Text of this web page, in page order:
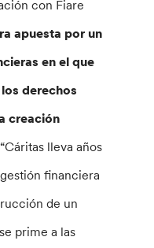
con Fiare
apuesta por un
en el que
derechos
creación
“Cáritas lleva años
financiera
de un
prime a las